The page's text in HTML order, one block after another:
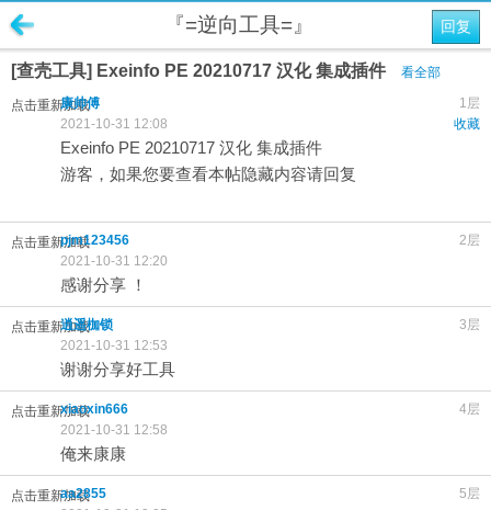
回复
『=逆向工具=』
[查壳工具] Exeinfo PE 20210717 汉化 集成插件 看全部
点击重新加载 1层
康帅傅
收藏
2021-10-31 12:08
Exeinfo PE 20210717 汉化 集成插件
游客，如果您要查看本帖隐藏内容请回复
点击重新加载 2层
pjm123456
2021-10-31 12:20
感谢分享 ！
点击重新加载 3层
逍遥枷锁
2021-10-31 12:53
谢谢分享好工具
点击重新加载 4层
xiaoxin666
2021-10-31 12:58
俺来康康
点击重新加载 5层
aa2855